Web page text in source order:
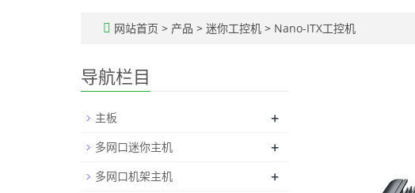
网站首页 > 产品 > 迷你工控机 > Nano-ITX工控机
导航栏目
主板 +
多网口迷你主机 +
多网口机架主机 +